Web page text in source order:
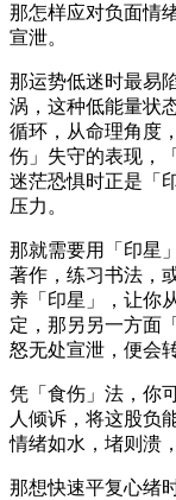
那怎样应对负面情
宣泄。
那运势低迷时最易
涡，这种低能量状
循环，从命理角度
伤」失守的表现，
迷茫恐惧时正是「
压力。
那就需要用「印星
著作，练习书法，
养「印星」，让你
定，那另另一方面
怒无处宣泄，便会
凭「食伤」法，你
人倾诉，将这股负
情绪如水，堵则溃
那想快速平复心绪